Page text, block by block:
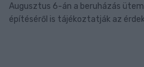
Augusztus 6-án a beruházás
építéséről is tájékoztatják az